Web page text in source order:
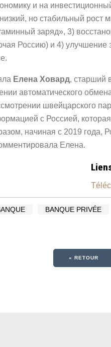
и на
но стабильный рост
заряд», 3)
Россию) и 4) улучшение
Елена Ховард, старший
автоматического
швейцарского
с Россией,
начиная с 2019 года,
Елена.
BANQUE PRIVÉE
« RETOUR